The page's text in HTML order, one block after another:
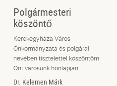
Polgármesteri
köszöntő
Kerekegyháza Város
Önkormányzata és polgárai
nevében tisztelettel köszöntöm
Önt városunk honlapján.
Dr. Kelemen Márk